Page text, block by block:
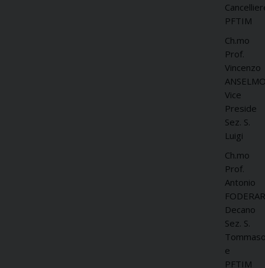
PFTIM
Ch.mo
Prof.
Vincenzo
Vice
Preside
Sez. S.
Luigi
Ch.mo
Prof.
Antonio
Decano
Sez. S.
e
PFTIM